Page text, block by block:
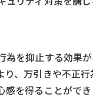
為を抑止する効果
り、万引きや不正
を得ることができ